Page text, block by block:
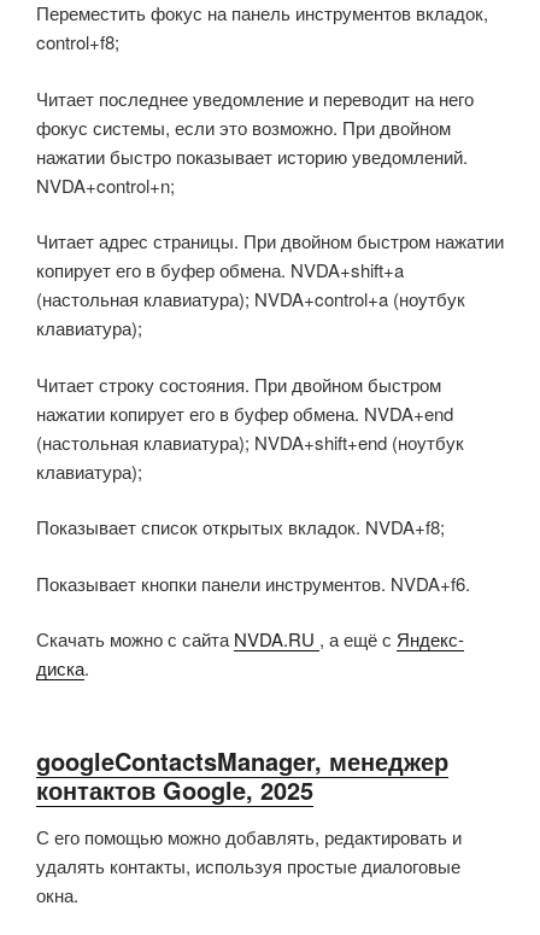
Переместить фокус на панель инструментов вкладок,
control+f8;
Читает последнее уведомление и переводит на него
фокус системы, если это возможно. При двойном
нажатии быстро показывает историю уведомлений.
NVDA+control+n;
Читает адрес страницы. При двойном быстром нажатии
копирует его в буфер обмена. NVDA+shift+a
(настольная клавиатура); NVDA+control+a (ноутбук
клавиатура);
Читает строку состояния. При двойном быстром
нажатии копирует его в буфер обмена. NVDA+end
(настольная клавиатура); NVDA+shift+end (ноутбук
клавиатура);
Показывает список открытых вкладок. NVDA+f8;
Показывает кнопки панели инструментов. NVDA+f6.
Скачать можно с сайтаNVDA.RU , а ещё с Яндекс-
диска.
googleContactsManager, менеджер
контактов Google, 2025
С его помощью можно добавлять, редактировать и
удалять контакты, используя простые диалоговые
окна.